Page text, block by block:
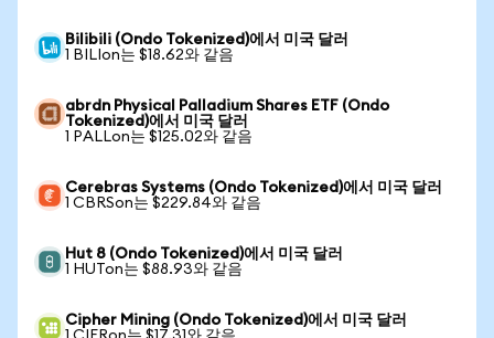
Bilibili (Ondo Tokenized)에서 미국 달러
1 BILIon는 $18.62와 같음
abrdn Physical Palladium Shares ETF (Ondo
Tokenized)에서 미국 달러
1 PALLon는 $125.02와 같음
Cerebras Systems (Ondo Tokenized)에서 미국 달러
1 CBRSon는 $229.84와 같음
Hut 8 (Ondo Tokenized)에서 미국 달러
1 HUTon는 $88.93와 같음
Cipher Mining (Ondo Tokenized)에서 미국 달러